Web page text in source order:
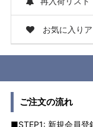
お気に入り
ご注文の流れ
■STEP1: 新規会員登